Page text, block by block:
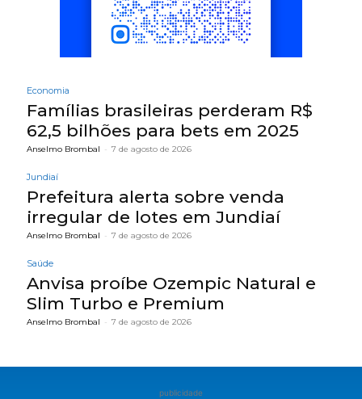
Economia
Famílias brasileiras perderam R$
62,5 bilhões para bets em 2025
Anselmo Brombal - 7 de agosto de 2026
Jundiaí
Prefeitura alerta sobre venda
irregular de lotes em Jundiaí
Anselmo Brombal - 7 de agosto de 2026
Saúde
Anvisa proíbe Ozempic Natural e
Slim Turbo e Premium
Anselmo Brombal - 7 de agosto de 2026
publicidade